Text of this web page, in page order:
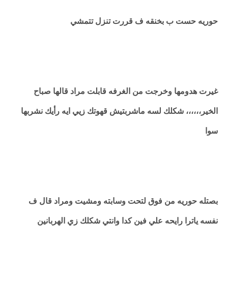
حوريه حست ب بخنقه ف قررت تنزل تتمشي
غيرت هدومها وخرجت من الغرفه قابلت مراد قالها صباح
الخير،،،،،، شكلك لسه ماشربتيش قهوتك زيي ايه رأيك نشربها
سوا
بصتله حوريه من فوق لتحت وسابته ومشيت ومراد قال ف
نفسه ياترا رايحه علي فين كدا وانتي شكلك زي الهربانين